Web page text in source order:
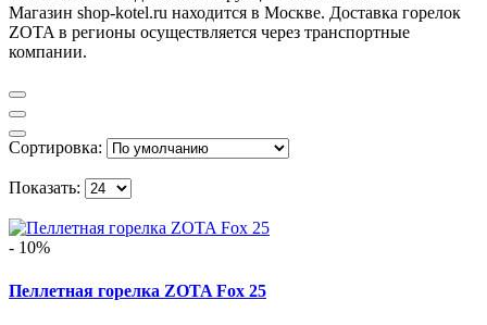
Магазин shop-kotel.ru находится в Москве. Доставка горелок
ZOTA в регионы осуществляется через транспортные
компании.
Сортировка:
Показать:
- 10%
Пеллетная горелка ZOTA Fox 25